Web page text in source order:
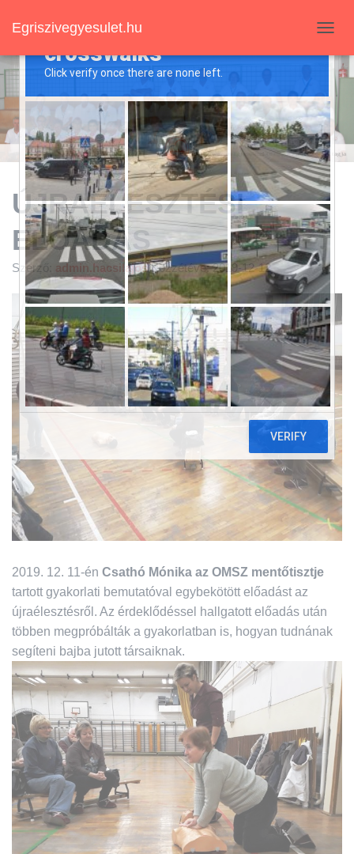
Egriszivegyesulet.hu
A
G
Á
C
I
Ó
B
E
-
/
K
K
A
P
C
S
O
L
Á
S
A
ÚJRAÉLESZTÉSI
ELŐADÁS
Szerző: admin.hacsilajosKözzétéve:2019-12-12
2019. 12. 11-én Csathó Mónika az OMSZ mentőtisztje
tartott gyakorlati bemutatóval egybekötött előadást az
újraélesztésről. Az érdeklődéssel hallgatott előadás után
többen megpróbálták a gyakorlatban is, hogyan tudnának
segíteni bajba jutott társaiknak.